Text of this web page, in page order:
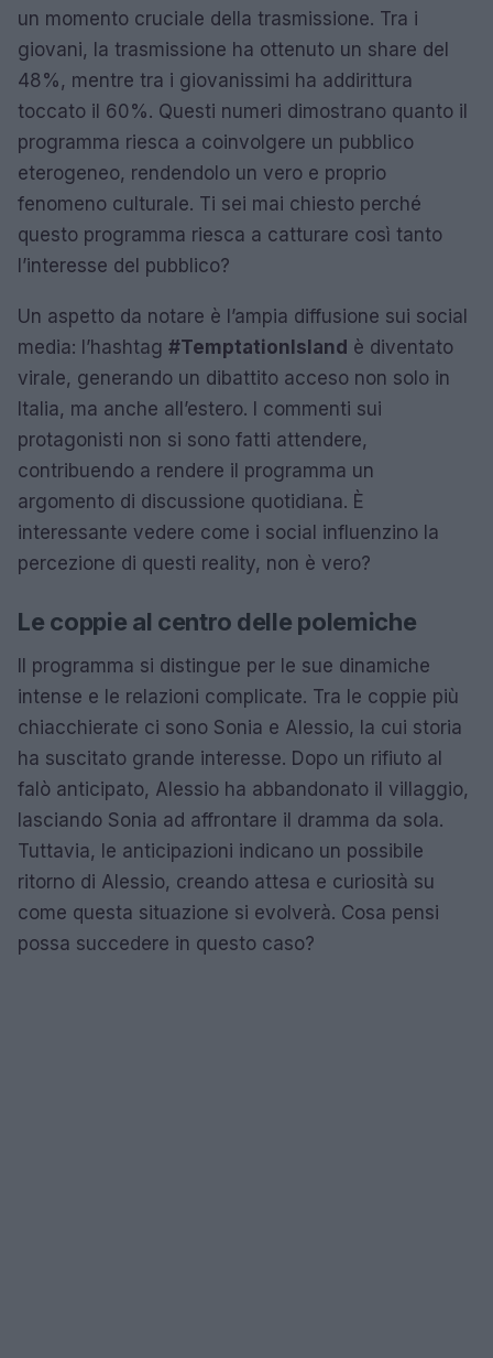
un momento cruciale della trasmissione. Tra i
giovani, la trasmissione ha ottenuto un share del
48%, mentre tra i giovanissimi ha addirittura
toccato il 60%. Questi numeri dimostrano quanto il
programma riesca a coinvolgere un pubblico
eterogeneo, rendendolo un vero e proprio
fenomeno culturale. Ti sei mai chiesto perché
questo programma riesca a catturare così tanto
l’interesse del pubblico?
Un aspetto da notare è l’ampia diffusione sui social
media: l’hashtag #TemptationIsland è diventato
virale, generando un dibattito acceso non solo in
Italia, ma anche all’estero. I commenti sui
protagonisti non si sono fatti attendere,
contribuendo a rendere il programma un
argomento di discussione quotidiana. È
interessante vedere come i social influenzino la
percezione di questi reality, non è vero?
Le coppie al centro delle polemiche
Il programma si distingue per le sue dinamiche
intense e le relazioni complicate. Tra le coppie più
chiacchierate ci sono Sonia e Alessio, la cui storia
ha suscitato grande interesse. Dopo un rifiuto al
falò anticipato, Alessio ha abbandonato il villaggio,
lasciando Sonia ad affrontare il dramma da sola.
Tuttavia, le anticipazioni indicano un possibile
ritorno di Alessio, creando attesa e curiosità su
come questa situazione si evolverà. Cosa pensi
possa succedere in questo caso?